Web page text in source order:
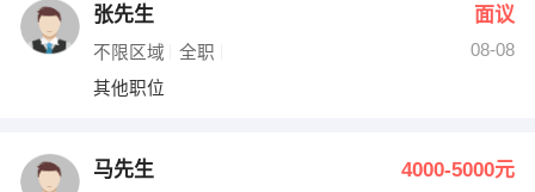
张先生 面议
不限区域 全职
08-08
其他职位
马先生 4000-5000元